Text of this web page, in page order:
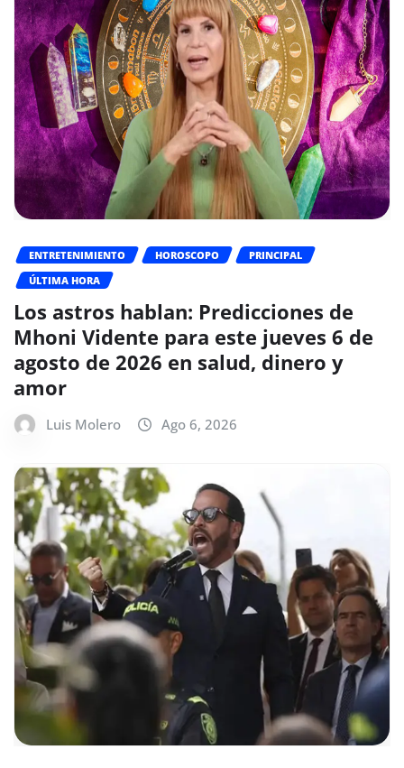
ENTRETENIMIENTO HOROSCOPO
PRINCIPAL
ÚLTIMA HORA
Los astros hablan: Predicciones de
Mhoni Vidente para este jueves 6 de
agosto de 2026 en salud, dinero y
amor
Luis Molero Ago 6, 2026